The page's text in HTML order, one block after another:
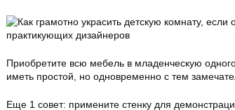
Приобретите всю мебель в младенческую
иметь простой, но одновременно с тем
Еще 1 совет: примените стенку для